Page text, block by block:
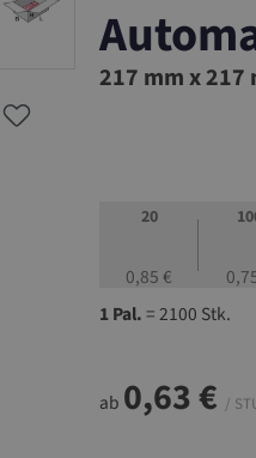
01.QX14
217 mm x 217
20
0,85 €
1 Pal.= 2100 Stk.
ab 0,63 € /